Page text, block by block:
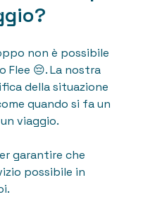
non è possibile
Flee 😔. La nostra
della situazione
quando si fa un
viaggio.
garantire che
possibile in